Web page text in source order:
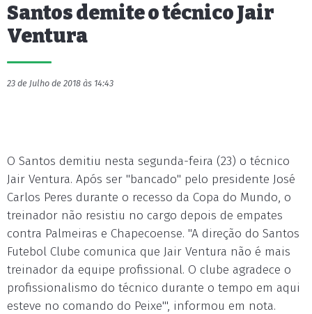
Santos demite o técnico Jair
Ventura
23 de Julho de 2018 às 14:43
O Santos demitiu nesta segunda-feira (23) o técnico
Jair Ventura. Após ser "bancado" pelo presidente José
Carlos Peres durante o recesso da Copa do Mundo, o
treinador não resistiu no cargo depois de empates
contra Palmeiras e Chapecoense. "A direção do Santos
Futebol Clube comunica que Jair Ventura não é mais
treinador da equipe profissional. O clube agradece o
profissionalismo do técnico durante o tempo em aqui
esteve no comando do Peixe"', informou em nota.